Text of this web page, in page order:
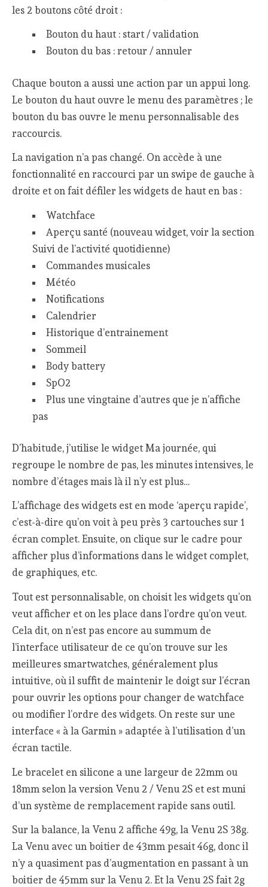
les 2 boutons côté droit :
Bouton du haut : start / validation
Bouton du bas : retour / annuler
Chaque bouton a aussi une action par un appui long.
Le bouton du haut ouvre le menu des paramètres ; le
bouton du bas ouvre le menu personnalisable des
raccourcis.
La navigation n’a pas changé. On accède à une
fonctionnalité en raccourci par un swipe de gauche à
droite et on fait défiler les widgets de haut en bas :
Watchface
Aperçu santé (nouveau widget, voir la section
Suivi de l’activité quotidienne)
Commandes musicales
Météo
Notifications
Calendrier
Historique d’entrainement
Sommeil
Body battery
SpO2
Plus une vingtaine d’autres que je n’affiche
pas
D’habitude, j’utilise le widget Ma journée, qui
regroupe le nombre de pas, les minutes intensives, le
nombre d’étages mais là il n’y est plus…
L’affichage des widgets est en mode ‘aperçu rapide’,
c’est-à-dire qu’on voit à peu près 3 cartouches sur 1
écran complet. Ensuite, on clique sur le cadre pour
afficher plus d’informations dans le widget complet,
de graphiques, etc.
Tout est personnalisable, on choisit les widgets qu’on
veut afficher et on les place dans l’ordre qu’on veut.
Cela dit, on n’est pas encore au summum de
l’interface utilisateur de ce qu’on trouve sur les
meilleures smartwatches, généralement plus
intuitive, où il suffit de maintenir le doigt sur l’écran
pour ouvrir les options pour changer de watchface
ou modifier l’ordre des widgets. On reste sur une
interface « à la Garmin » adaptée à l’utilisation d’un
écran tactile.
Le bracelet en silicone a une largeur de 22mm ou
18mm selon la version Venu 2 / Venu 2S et est muni
d’un système de remplacement rapide sans outil.
Sur la balance, la Venu 2 affiche 49g, la Venu 2S 38g.
La Venu avec un boitier de 43mm pesait 46g, donc il
n’y a quasiment pas d’augmentation en passant à un
boitier de 45mm sur la Venu 2. Et la Venu 2S fait 2g